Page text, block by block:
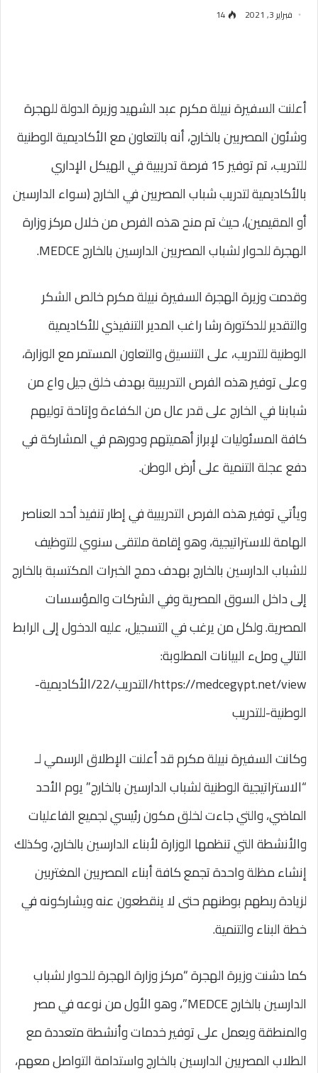
فبراير 3, 2021 14
أعلنت السفيرة نبيلة مكرم عبد الشهيد وزيرة الدولة للهجرة
وشئون المصريين بالخارج، أنه بالتعاون مع الأكاديمية الوطنية
للتدريب، تم توفير 15 فرصة تدريبية في الهيكل الإداري
بالأكاديمية لتدريب شباب المصريين في الخارج (سواء الدارسين
أو المقيمين)، حيث تم منح هذه الفرص من خلال مركز وزارة
الهجرة للحوار لشباب المصريين الدارسين بالخارج MEDCE.
وقدمت وزيرة الهجرة السفيرة نبيلة مكرم خالص الشكر
والتقدير للدكتورة رشا راغب المدير التنفيذي للأكاديمية
الوطنية للتدريب، على التنسيق والتعاون المستمر مع الوزارة،
وعلى توفير هذه الفرص التدريبية بهدف خلق جيل واع من
شبابنا في الخارج على قدر عال من الكفاءة وإتاحة توليهم
كافة المسئوليات لإبراز أهميتهم ودورهم في المشاركة في
دفع عجلة التنمية على أرض الوطن.
ويأتي توفير هذه الفرص التدريبية في إطار تنفيذ أحد العناصر
الهامة للاستراتيجية، وهو إقامة ملتقى سنوي للتوظيف
للشباب الدارسين بالخارج بهدف دمج الخبرات المكتسبة بالخارج
إلى داخل السوق المصرية وفي الشركات والمؤسسات
المصرية. ولكل من يرغب في التسجيل، عليه الدخول إلى الرابط
التالي وملء البيانات المطلوبة:
https://medcegypt.net/view/التدريب/22/الأكاديمية-
الوطنية-للتدريب
وكانت السفيرة نبيلة مكرم قد أعلنت الإطلاق الرسمي لـ
“الاستراتيجية الوطنية لشباب الدارسين بالخارج” يوم الأحد
الماضي، والتي جاءت لخلق مكون رئيسي لجميع الفاعليات
والأنشطة التي تنظمها الوزارة لأبناء الدارسين بالخارج، وكذلك
إنشاء مظلة واحدة تجمع كافة أبناء المصريين المغتربين
لزيادة ربطهم بوطنهم حتى لا ينقطعون عنه ويشاركونه في
خطة البناء والتنمية.
كما دشنت وزيرة الهجرة “مركز وزارة الهجرة للحوار لشباب
الدارسين بالخارج MEDCE”، وهو الأول من نوعه في مصر
والمنطقة ويعمل على توفير خدمات وأنشطة متعددة مع
الطلاب المصريين الدارسين بالخارج واستدامة التواصل معهم،